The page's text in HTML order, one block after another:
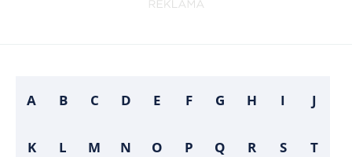
A B C D E F G H I J
K L M N O P Q R S T